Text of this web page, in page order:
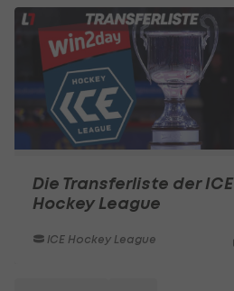
Die Transferliste der ICE
Hockey League
ICE Hockey League